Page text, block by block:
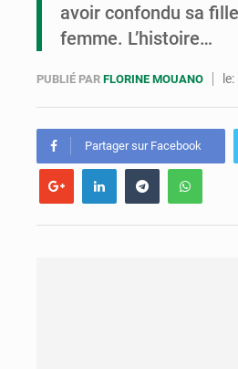
avoir confondu sa
femme. L’histoire…
PUBLIÉ PAR FLORINE MOUANO le:
Partager sur Facebook